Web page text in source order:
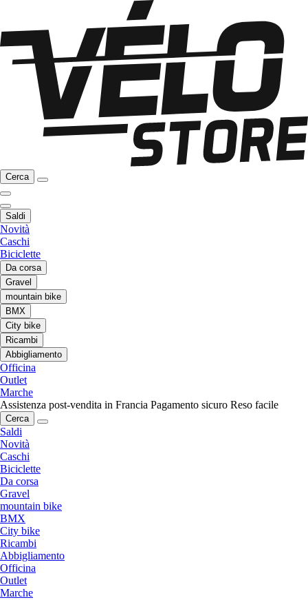
Cerca
Saldi
Novità
Caschi
Biciclette
Da corsa
Gravel
mountain bike
BMX
City bike
Ricambi
Abbigliamento
Officina
Outlet
Marche
Assistenza post-vendita in Francia Pagamento sicuro Reso facile
Cerca
Saldi
Novità
Caschi
Biciclette
Da corsa
Gravel
mountain bike
BMX
City bike
Ricambi
Abbigliamento
Officina
Outlet
Marche